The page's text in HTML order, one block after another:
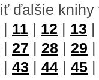
ďalšie
| 11 | 12 | 13 |
| 27 | 28 | 29
| 43 | 44 | 45